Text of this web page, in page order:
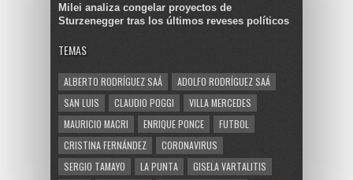
Milei analiza congelar proyectos de
Sturzenegger tras los últimos reveses políticos
TEMAS
ALBERTO RODRÍGUEZ SAÁ
ADOLFO RODRÍGUEZ SAÁ
SAN LUIS
CLAUDIO POGGI
VILLA MERCEDES
MAURICIO MACRI
ENRIQUE PONCE
FUTBOL
CRISTINA FERNÁNDEZ
CORONAVIRUS
SERGIO TAMAYO
LA PUNTA
GISELA VARTALITIS